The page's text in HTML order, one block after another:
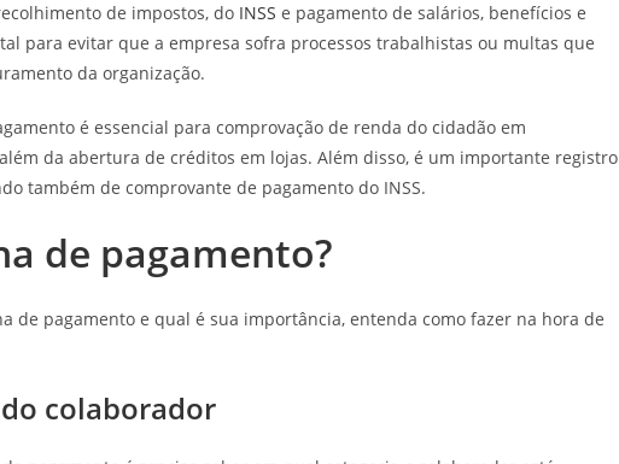
de impostos, do INSS e pagamento de salários, benefícios e
para evitar que a empresa sofra processos trabalhistas ou multas que
da organização.
é essencial para comprovação de renda do cidadão em
da abertura de créditos em lojas. Além disso, é um importante registro
também de comprovante de pagamento do INSS.
de pagamento?
de pagamento e qual é sua importância, entenda como fazer na hora de
colaborador